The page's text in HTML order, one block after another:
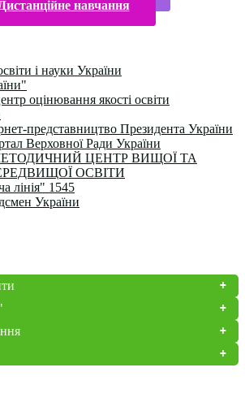
Дистанційне навчання
і науки України
оцінювання якості освіти
представництво Президента України
Верховної Ради України
ЦЕНТР ВИЩОЇ ТА
ОСВІТИ
лінія" 1545
України